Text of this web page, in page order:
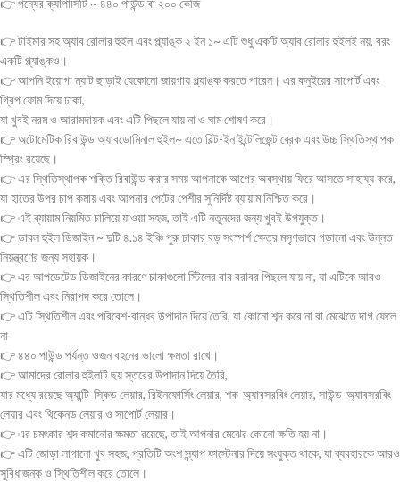
👉 পন্যের ক্যাপাসিটি ~ ৪৪০ পাউন্ড বা ২০০ কেজি
👉 টাইমার সহ অ্যাব রোলার হুইল এবং প্ল্যাঙ্ক ২ ইন ১~ এটি শুধু একটি অ্যাব রোলার হুইলই নয়, বরং
একটি প্ল্যাঙ্কও।
👉 আপনি ইয়োগা ম্যাট ছাড়াই যেকোনো জায়গায় প্ল্যাঙ্ক করতে পারেন। এর কনুইয়ের সাপোর্ট এবং
গ্রিপ ফোম দিয়ে ঢাকা,
যা খুবই নরম ও আরামদায়ক এবং এটি পিছলে যায় না ও ঘাম শোষণ করে।
👉 অটোমেটিক রিবাউন্ড অ্যাবডোমিনাল হুইল~ এতে বিল্ট-ইন ইন্টেলিজেন্ট ব্রেক এবং উচ্চ স্থিতিস্থাপক
স্প্রিং রয়েছে।
👉 এর স্থিতিস্থাপক শক্তি রিবাউন্ড করার সময় আপনাকে আগের অবস্থায় ফিরে আসতে সাহায্য করে,
যা হাতের উপর চাপ কমায় এবং আপনার পেটের পেশীর সুনির্দিষ্ট ব্যায়াম নিশ্চিত করে।
👉 এই ব্যায়াম নিয়মিত চালিয়ে যাওয়া সহজ, তাই এটি নতুনদের জন্য খুবই উপযুক্ত।
👉 ডাবল হুইল ডিজাইন ~ দুটি ৪.১৪ ইঞ্চি পুরু চাকার বড় সংস্পর্শ ক্ষেত্র মসৃণভাবে গড়ানো এবং উন্নত
নিয়ন্ত্রণের জন্য সহায়ক।
👉 এর আপডেটেড ডিজাইনের কারণে চাকাগুলো স্টিলের বার বরাবর পিছলে যায় না, যা এটিকে আরও
স্থিতিশীল এবং নিরাপদ করে তোলে।
👉 এটি স্থিতিশীল এবং পরিবেশ-বান্ধব উপাদান দিয়ে তৈরি, যা কোনো শব্দ করে না বা মেঝেতে দাগ ফেলে
না
👉 ৪৪০ পাউন্ড পর্যন্ত ওজন বহনের ভালো ক্ষমতা রাখে।
👉 আমাদের রোলার হুইলটি ছয় স্তরের উপাদান দিয়ে তৈরি,
যার মধ্যে রয়েছে অ্যান্টি-স্কিড লেয়ার, রিইনফোর্সিং লেয়ার, শক-অ্যাবসরবিং লেয়ার, সাউন্ড-অ্যাবসরবিং
লেয়ার এবং থিকেনড লেয়ার ও সাপোর্ট লেয়ার।
👉 এর চমৎকার শব্দ কমানোর ক্ষমতা রয়েছে, তাই আপনার মেঝের কোনো ক্ষতি হয় না।
👉 এটি জোড়া লাগানো খুব সহজ, প্রতিটি অংশ স্ন্যাপ ফাস্টেনার দিয়ে সংযুক্ত থাকে, যা ব্যবহারকে আরও
সুবিধাজনক ও স্থিতিশীল করে তোলে।